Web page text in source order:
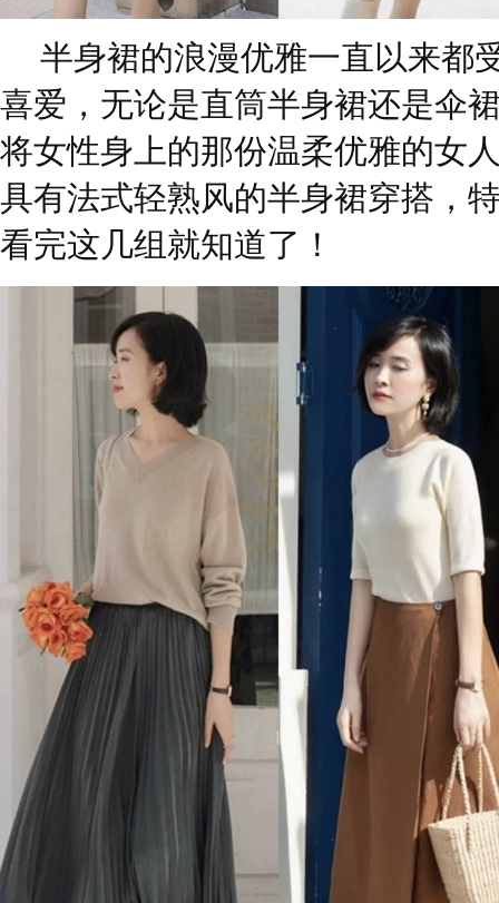
半身裙的浪漫优雅一直以来都
喜爱，无论是直筒半身裙还是伞
将女性身上的那份温柔优雅的女
具有法式轻熟风的半身裙穿搭，
看完这几组就知道了！